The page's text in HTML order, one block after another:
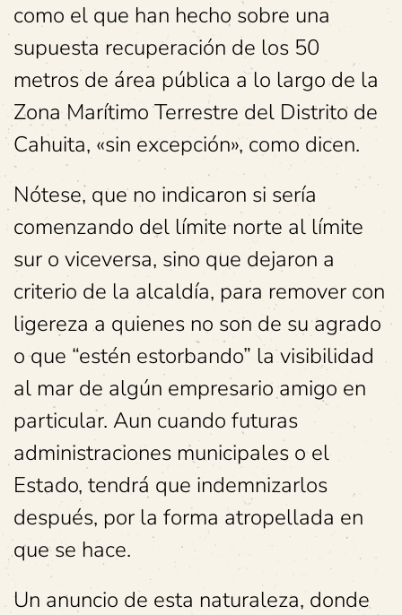
como el que han hecho sobre una
supuesta recuperación de los 50
metros de área pública a lo largo de la
Zona Marítimo Terrestre del Distrito de
Cahuita, «sin excepción», como dicen.
Nótese, que no indicaron si sería
comenzando del límite norte al límite
sur o viceversa, sino que dejaron a
criterio de la alcaldía, para remover con
ligereza a quienes no son de su agrado
o que “estén estorbando” la visibilidad
al mar de algún empresario amigo en
particular. Aun cuando futuras
administraciones municipales o el
Estado, tendrá que indemnizarlos
después, por la forma atropellada en
que se hace.
Un anuncio de esta naturaleza, donde